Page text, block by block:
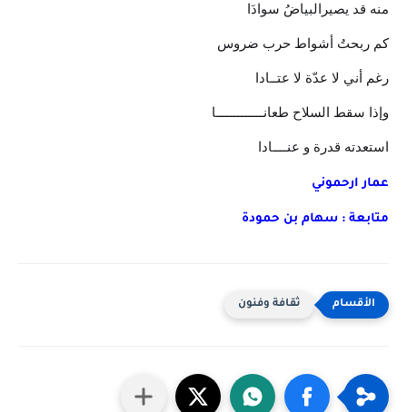
منه قد يصيرالبياضُ سوادَا
كم ربحتُ أشواط حرب ضروس
رغم أني لا عدّة لا عتــادا
وإذا سقط السلاح طعانـــــــــــــا
استعدته قدرة و عنــــادا
عمار ارحموني
متابعة : سهام بن حمودة
ثقافة وفنون